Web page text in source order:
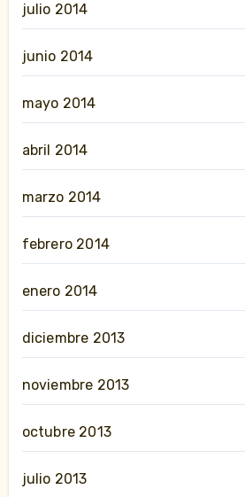
julio 2014
junio 2014
mayo 2014
abril 2014
marzo 2014
febrero 2014
enero 2014
diciembre 2013
noviembre 2013
octubre 2013
julio 2013